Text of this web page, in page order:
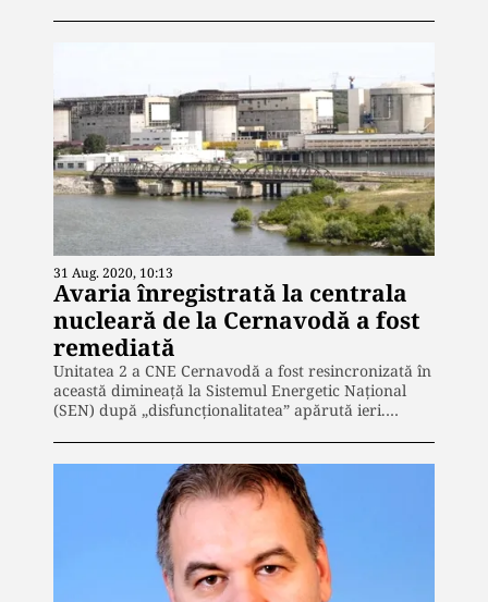
31 Aug. 2020, 10:13
Avaria înregistrată la centrala
nucleară de la Cernavodă a fost
remediată
Unitatea 2 a CNE Cernavodă a fost resincronizată în
această dimineață la Sistemul Energetic Naţional
(SEN) după „disfuncționalitatea” apărută ieri.…